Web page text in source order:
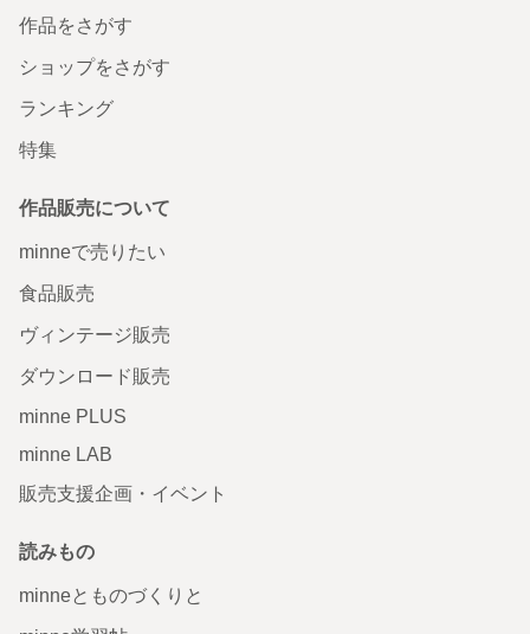
作品をさがす
ショップをさがす
ランキング
特集
作品販売について
minneで売りたい
食品販売
ヴィンテージ販売
ダウンロード販売
minne PLUS
minne LAB
販売支援企画・イベント
読みもの
minneとものづくりと